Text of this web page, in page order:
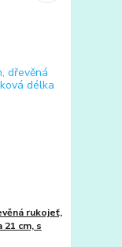
rukojeť,
cm, s